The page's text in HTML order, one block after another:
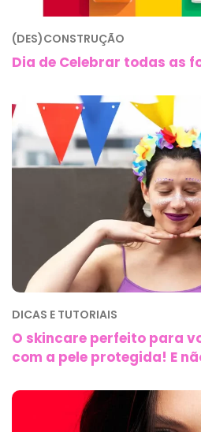
(DES)CONSTRUÇÃO
Dia de Celebrar todas as
DICAS E TUTORIAIS
O skincare perfeito para
com a pele protegida! E